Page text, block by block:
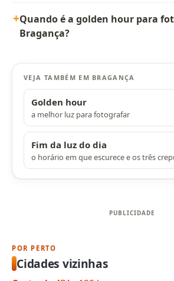
Quando é a golden hour para
Bragança?
VEJA TAMBÉM EM BRAGANÇA
Golden hour
a melhor luz para fotografar
Fim da luz do dia
o horário em que escurece e os três
POR PERTO
Cidades vizinhas